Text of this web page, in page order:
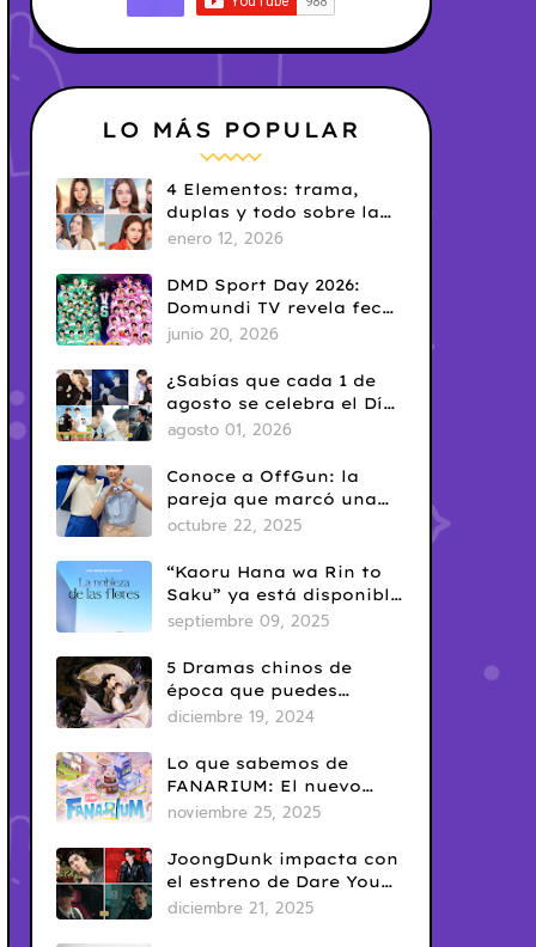
LO MÁS POPULAR
4 Elementos: trama,
duplas y todo sobre la
saga GL antes de su
enero 12, 2026
DMD Sport Day 2026:
Domundi TV revela fecha
y temática
junio 20, 2026
¿Sabías que cada 1 de
agosto se celebra el Día
del Yaoi? Así nació una
conocidas del fandom
BL
agosto 01, 2026
Conoce a OffGun: la
pareja que marcó una
era en el BL tailandés
octubre 22, 2025
“Kaoru Hana wa Rin to
Saku” ya está disponible
en Netflix: romance
clásico
septiembre 09, 2025
5 Dramas chinos de
época que puedes
disfrutar en Netflix
diciembre 19, 2024
Lo que sabemos de
FANARIUM: El nuevo
juego para celular de
noviembre 25, 2025
JoongDunk impacta con
el estreno de Dare You
To Death
diciembre 21, 2025